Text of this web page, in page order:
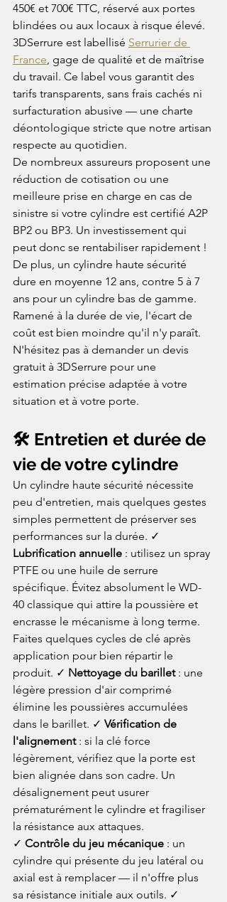
450€ et 700€ TTC, réservé aux portes
blindées ou aux locaux à risque élevé.
3DSerrure est labellisé Serrurier de
France , gage de qualité et de maîtrise
du travail. Ce label vous garantit des
tarifs transparents, sans frais cachés ni
surfacturation abusive — une charte
déontologique stricte que notre artisan
respecte au quotidien.
De nombreux assureurs proposent une
réduction de cotisation ou une
meilleure prise en charge en cas de
sinistre si votre cylindre est certifié A2P
BP2 ou BP3. Un investissement qui
peut donc se rentabiliser rapidement !
De plus, un cylindre haute sécurité
dure en moyenne 12 ans, contre 5 à 7
ans pour un cylindre bas de gamme.
Ramené à la durée de vie, l'écart de
coût est bien moindre qu'il n'y paraît.
N'hésitez pas à demander un devis
gratuit à 3DSerrure pour une
estimation précise adaptée à votre
situation et à votre porte.
🛠️ Entretien et durée de
vie de votre cylindre
Un cylindre haute sécurité nécessite
peu d'entretien, mais quelques gestes
simples permettent de préserver ses
performances sur la durée. ✓
Lubrification annuelle : utilisez un spray
PTFE ou une huile de serrure
spécifique. Évitez absolument le WD-
40 classique qui attire la poussière et
encrasse le mécanisme à long terme.
Faites quelques cycles de clé après
application pour bien répartir le
produit. ✓ Nettoyage du barillet : une
légère pression d'air comprimé
élimine les poussières accumulées
dans le barillet. ✓ Vérification de
l'alignement : si la clé force
légèrement, vérifiez que la porte est
bien alignée dans son cadre. Un
désalignement peut usurer
prématurément le cylindre et fragiliser
la résistance aux attaques.
✓ Contrôle du jeu mécanique : un
cylindre qui présente du jeu latéral ou
axial est à remplacer — il n'offre plus
sa résistance initiale aux outils. ✓